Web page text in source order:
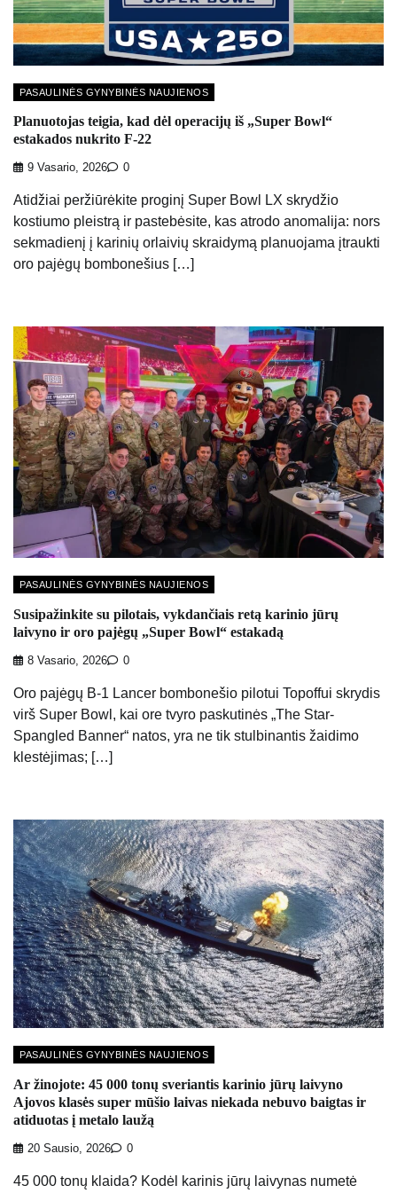
PASAULINĖS GYNYBINĖS NAUJIENOS
Planuotojas teigia, kad dėl operacijų iš „Super Bowl“
estakados nukrito F-22
9 Vasario, 2026 0
Atidžiai peržiūrėkite proginį Super Bowl LX skrydžio
kostiumo pleistrą ir pastebėsite, kas atrodo anomalija: nors
sekmadienį į karinių orlaivių skraidymą planuojama įtraukti
oro pajėgų bombonešius […]
PASAULINĖS GYNYBINĖS NAUJIENOS
Susipažinkite su pilotais, vykdančiais retą karinio jūrų
laivyno ir oro pajėgų „Super Bowl“ estakadą
8 Vasario, 2026 0
Oro pajėgų B-1 Lancer bombonešio pilotui Topoffui skrydis
virš Super Bowl, kai ore tvyro paskutinės „The Star-
Spangled Banner“ natos, yra ne tik stulbinantis žaidimo
klestėjimas; […]
PASAULINĖS GYNYBINĖS NAUJIENOS
Ar žinojote: 45 000 tonų sveriantis karinio jūrų laivyno
Ajovos klasės super mūšio laivas niekada nebuvo baigtas ir
atiduotas į metalo laužą
20 Sausio, 2026 0
45 000 tonų klaida? Kodėl karinis jūrų laivynas numetė